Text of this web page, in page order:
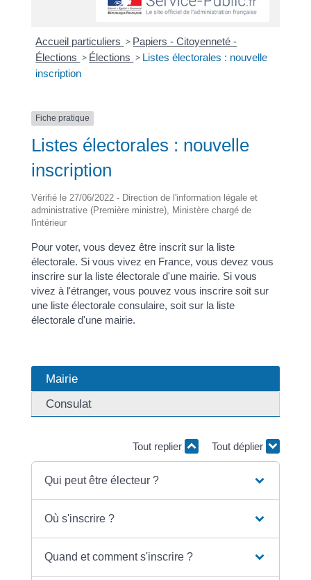
Accueil particuliers > Papiers - Citoyenneté -
Élections > Élections > Listes électorales : nouvelle
inscription
Fiche pratique
Listes électorales : nouvelle
inscription
Vérifié le 27/06/2022 - Direction de l'information légale et
administrative (Première ministre), Ministère chargé de
l'intérieur
Pour voter, vous devez être inscrit sur la liste
électorale. Si vous vivez en France, vous devez vous
inscrire sur la liste électorale d'une mairie. Si vous
vivez à l'étranger, vous pouvez vous inscrire soit sur
une liste électorale consulaire, soit sur la liste
électorale d'une mairie.
Mairie
Consulat
Tout replier Tout déplier
Qui peut être électeur ?
Où s'inscrire ?
Quand et comment s'inscrire ?